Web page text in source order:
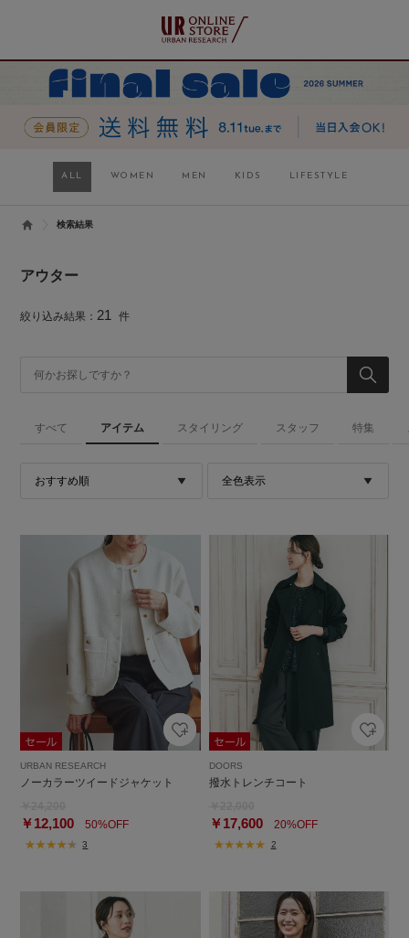
ALL WOMEN MEN KIDS LIFESTYLE
検索結果
アウター
絞り込み結果： 21 件
すべて アイテム スタイリング スタッフ 特集
URBAN RESEARCH
ノーカラーツイードジャケット
￥12,100 50%OFF
3
DOORS
撥水トレンチコート
￥17,60020%OFF
2